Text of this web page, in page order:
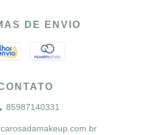
DE ENVIO
85987140331